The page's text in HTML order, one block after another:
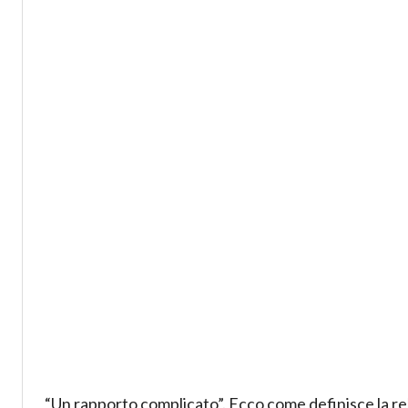
“Un rapporto complicato”. Ecco come definisce la